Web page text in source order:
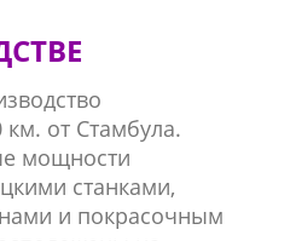
от Стамбула.
мощности
станками,
и покрасочным